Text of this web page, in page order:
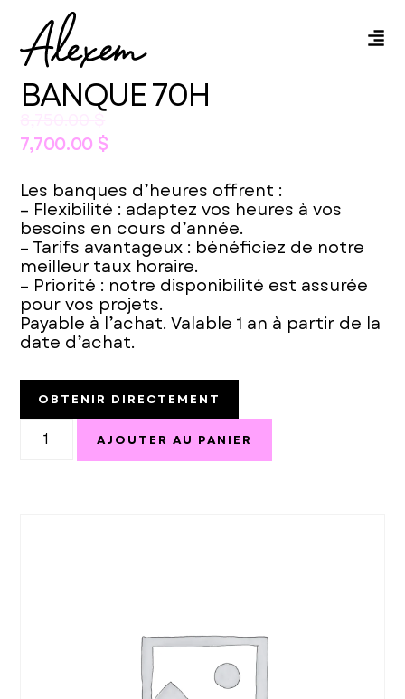
BANQUE 70H
7,700.00 $
Les banques d’heures offrent :
– Flexibilité : adaptez vos heures à vos
besoins en cours d’année.
– Tarifs avantageux : bénéficiez de notre
meilleur taux horaire.
– Priorité : notre disponibilité est assurée
pour vos projets.
Payable à l’achat. Valable 1 an à partir de la
date d’achat.
OBTENIR DIRECTEMENT
AJOUTER AU PANIER